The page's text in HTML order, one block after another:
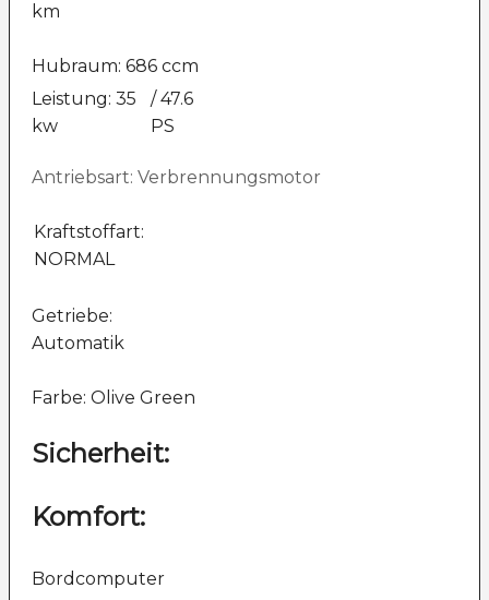
km
Hubraum: 686 ccm
Leistung: 35
kw
/ 47.6
PS
Antriebsart: Verbrennungsmotor
Kraftstoffart:
NORMAL
Getriebe:
Automatik
Farbe: Olive Green
Sicherheit:
Komfort:
Bordcomputer